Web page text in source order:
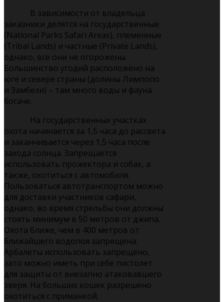
В зависимости от владельца
заказники делятся на государственные
(National Parks Safari Areas), племенные
(Tribal Lands) и частные (Private Lands),
однако, все они не огорожены.
Большинство угодий расположено на
юге и севере страны (долины Лимпопо
и Замбези) – там много воды и фауна
богаче.
На государственных участках
охота начинается за 1,5 часа до рассвета
и заканчивается через 1,5 часа после
захода солнца. Запрещается
использовать прожектора и собак, а
также, охотиться с автомобиля.
Пользоваться автотранспортом можно
для доставки участников сафари,
однако, во время стрельбы они должны
стоять минимум в 50 метров от джипа.
Охота ближе, чем в 400 метров от
ближайшего водопоя запрещена.
Арбалеты использовать запрещено,
зато можно иметь при себе пистолет
для защиты от внезапно атаковавшего
зверя. На больших кошек разрешено
охотиться с приманкой.